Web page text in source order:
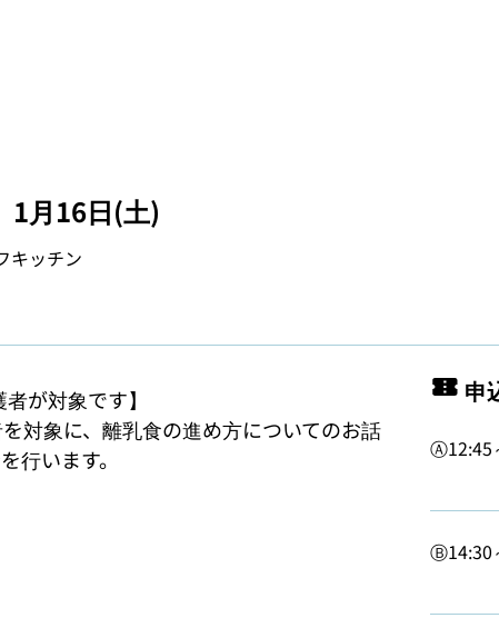
月16日(土)
キッチン
が対象です】
対象に、離乳食の進め方についてのお話
行います。
申
Ⓐ12:45
Ⓑ14:30